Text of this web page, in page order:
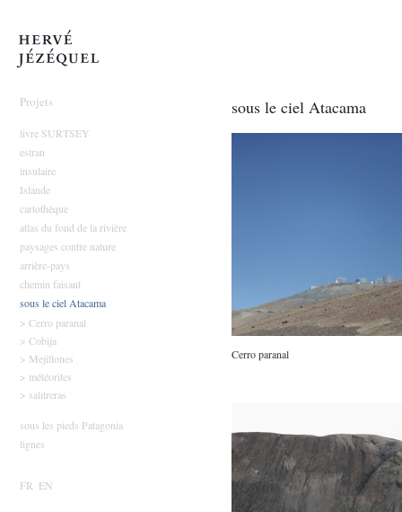
Projets
livre SURTSEY
estran
insulaire
Islande
cartothèque
atlas du fond de la rivière
paysages contre nature
arrière-pays
chemin faisant
sous le ciel Atacama
> Cerro paranal
> Cobija
> Mejillones
> météorites
> salitreras
sous les pieds Patagonia
lignes
FR EN
sous le ciel Atacama
Cerro paranal